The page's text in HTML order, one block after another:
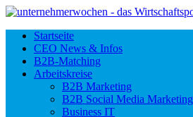
Startseite
CEO News & Infos
B2B-Matching
Arbeitskreise
B2B Marketing
B2B Social Media Marketing
Business IT